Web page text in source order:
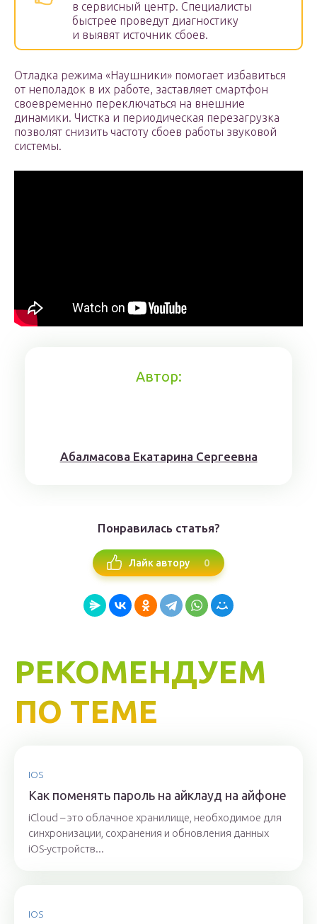
в сервисный центр. Специалисты
быстрее проведут диагностику
и выявят источник сбоев.
Отладка режима «Наушники» помогает избавиться
от неполадок в их работе, заставляет смартфон
своевременно переключаться на внешние
динамики. Чистка и периодическая перезагрузка
позволят снизить частоту сбоев работы звуковой
системы.
Автор:
Aбaлмaсoвa Eкaтaринa Ceргeeвнa
Понравилась статья?
Лайк автору 0
РЕКОМЕНДУЕМ
ПО ТЕМЕ
IOS
Как поменять пароль на айклауд на айфоне
iCloud – это облачное хранилище, необходимое для
синхронизации, сохранения и обновления данных
iOS-устройств...
IOS